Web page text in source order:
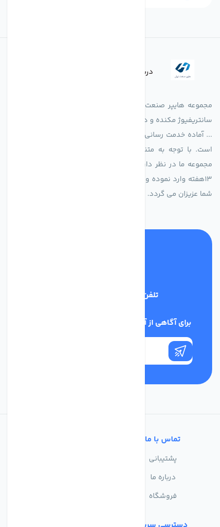
درباره فروشگاه
مجموعه هایپر صنعت ایران در امر تولید و واردات انواع فن های
سانتریفیوژ مکنده و دمنده آکسیال، سقفی، بین کانالی، مرغداری و
... آماده خدمت رسانی به شرکت های تولیدی، صنعتی و ساختمانی
است. با توجه به متنوع بودن فن های تولیدی کمپانی اروپایی
مجموعه ما در نظر دارد کالاهای تخصصی شما عزیزان رو در صرف
13هفته وارد نموده و این عمر باعث صرفه جویی در هزینه و زمان
شما عزیزان می گردد.
تلفن پشتیبانی
برای آگاهی از آخرین اخبار در خبرنامه ما عضو شوید
تماس با ما
پشتیبانی
درباره ما
فروشگاه